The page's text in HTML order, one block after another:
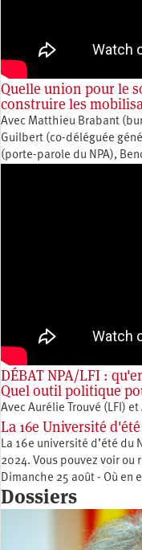
Quelle union pour le
construire les
Avec Matthieu Brabant
Guilbert (co-déléguée
(porte-parole du NPA),
DÉBAT NPA/LFI :
Quel outil politique
Avec Aurélie Trouvé (LFI)
La 16e Université
La 16e université d’été du
2024. Vous pouvez voir
Dimanche 25 août - Où en
Dossiers